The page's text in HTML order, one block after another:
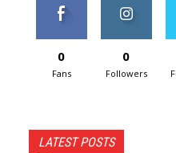
0
Fans
0
Followers
LATEST POSTS